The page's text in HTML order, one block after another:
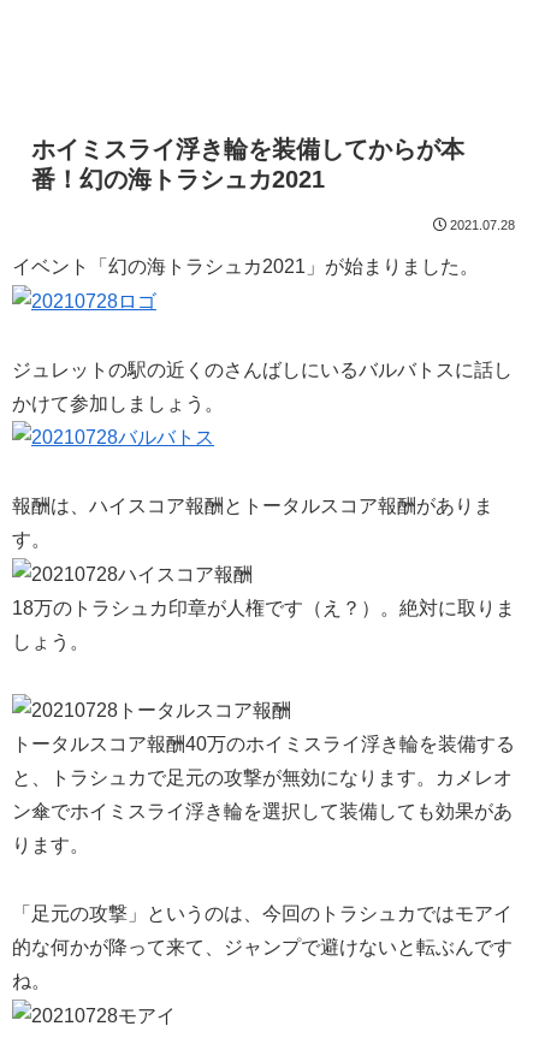
ホイミスライ浮き輪を装備してからが本
番！幻の海トラシュカ2021
2021.07.28
イベント「幻の海トラシュカ2021」が始まりました。
ジュレットの駅の近くのさんばしにいるバルバトスに話し
かけて参加しましょう。
報酬は、ハイスコア報酬とトータルスコア報酬がありま
す。
18万のトラシュカ印章が人権です（え？）。絶対に取りま
しょう。
トータルスコア報酬40万のホイミスライ浮き輪を装備する
と、トラシュカで足元の攻撃が無効になります。カメレオ
ン傘でホイミスライ浮き輪を選択して装備しても効果があ
ります。
「足元の攻撃」というのは、今回のトラシュカではモアイ
的な何かが降って来て、ジャンプで避けないと転ぶんです
ね。